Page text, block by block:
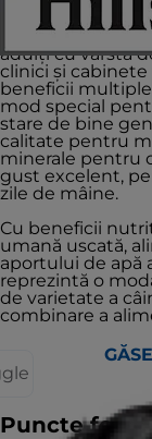
Hrana umedă
BENEFIT cu
adulți cu vârsta
clinici și
beneficii
mod special
stare de bine
calitate pentru
minerale pentru
gust excelent,
zile de mâine.
Cu beneficii
umană uscată,
aportului de apă
reprezintă o
de varietate a
combinare a
Puncte forte